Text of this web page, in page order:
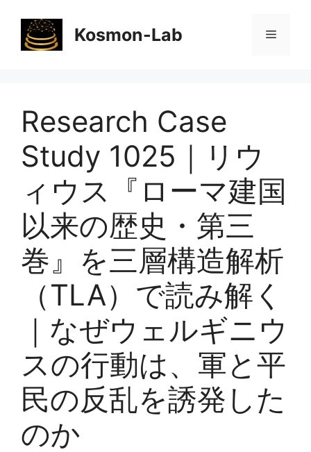
Kosmon-Lab メ
Research Case
Study 1025｜リウ
ィウス『ローマ建国
以来の歴史・第三
巻』を三層構造解析
（TLA）で読み解く
｜なぜウェルギニウ
スの行動は、軍と平
民の反乱を誘発した
のか